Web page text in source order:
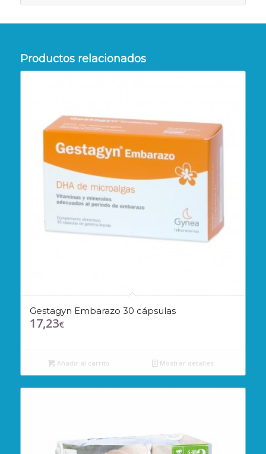
Productos relacionados
Gestagyn Embarazo 30 cápsulas
17,23€
Añadir al carrito Mostrar detalles